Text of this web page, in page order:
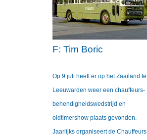
F: Tim Boric
Op 9 juli heeft er op het Zaailand te
Leeuwarden weer een chauffeurs-
behendigheidswedstrijd en
oldtimershow plaats gevonden.
Jaarlijks organiseert de Chauffeurs